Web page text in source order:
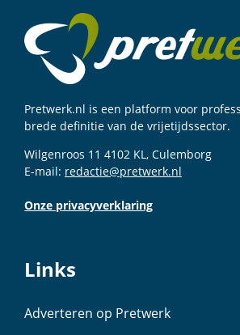
Pretwerk.nl is een platform voor
brede definitie van de vrijetijdssector.
Wilgenroos 11 4102 KL, Culemborg
E-mail: redactie@pretwerk.nl
Onze privacyverklaring
Links
Adverteren op Pretwerk